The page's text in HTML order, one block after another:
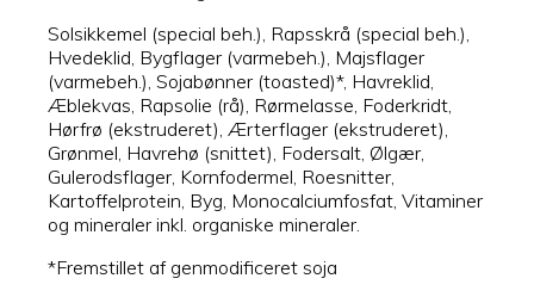
Solsikkemel (special beh.), Rapsskrå (special beh.),
Hvedeklid, Bygflager (varmebeh.), Majsflager
(varmebeh.), Sojabønner (toasted)*, Havreklid,
Æblekvas, Rapsolie (rå), Rørmelasse, Foderkridt,
Hørfrø (ekstruderet), Ærterflager (ekstruderet),
Grønmel, Havrehø (snittet), Fodersalt, Ølgær,
Gulerodsflager, Kornfodermel, Roesnitter,
Kartoffelprotein, Byg, Monocalciumfosfat, Vitaminer
og mineraler inkl. organiske mineraler.
*Fremstillet af genmodificeret soja